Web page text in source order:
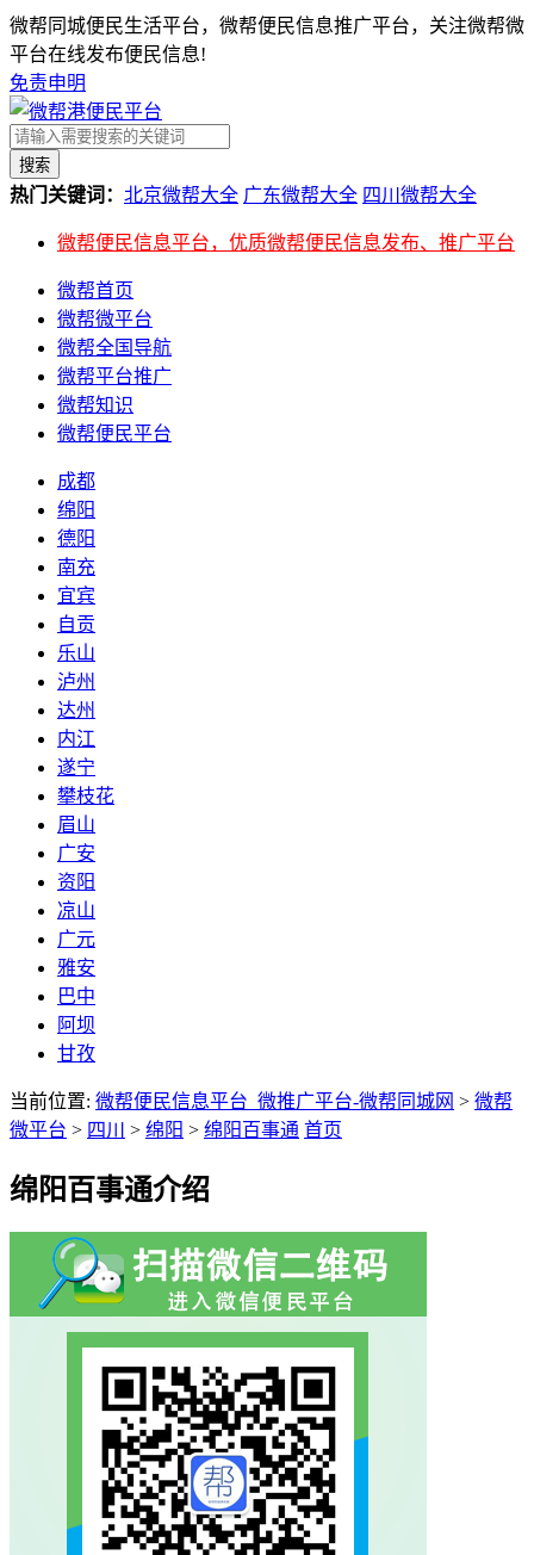
微帮同城便民生活平台，微帮便民信息推广平台，关注微帮微
平台在线发布便民信息!
免责申明
搜索
热门关键词： 北京微帮大全 广东微帮大全 四川微帮大全
微帮便民信息平台，优质微帮便民信息发布、推广平台
微帮首页
微帮微平台
微帮全国导航
微帮平台推广
微帮知识
微帮便民平台
成都
绵阳
德阳
南充
宜宾
自贡
乐山
泸州
达州
内江
遂宁
攀枝花
眉山
广安
资阳
凉山
广元
雅安
巴中
阿坝
甘孜
当前位置: 微帮便民信息平台_微推广平台-微帮同城网 > 微帮
微平台 > 四川 > 绵阳 > 绵阳百事通 首页
绵阳百事通介绍